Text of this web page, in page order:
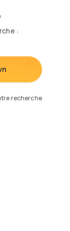
:
recherche